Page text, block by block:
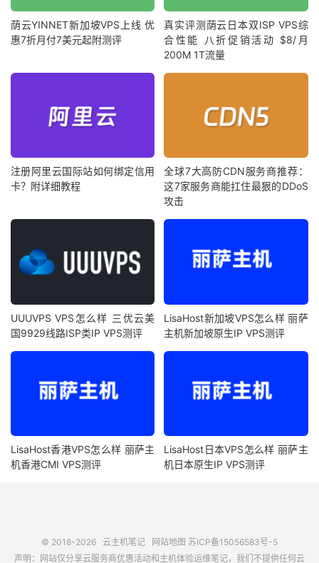
荫云YINNET新加坡VPS上线 优
惠7折月付7美元起附测评
真实评测荫云日本双ISP VPS综
合性能 八折促销活动 $8/月
200M 1T流量
注册阿里云国际站如何绑定信用
卡？附详细教程
全球7大高防CDN服务商推荐：
这7家服务商能扛住最狠的DDoS
攻击
UUUVPS VPS怎么样 三优云美
国9929线路ISP类IP VPS测评
LisaHost新加坡VPS怎么样 丽萨
主机新加坡原生IP VPS测评
LisaHost香港VPS怎么样 丽萨主
机香港CMI VPS测评
LisaHost日本VPS怎么样 丽萨主
机日本原生IP VPS测评
© 2018-2026 云主机笔记 网站地图 苏ICP备15056583号-5
声明：网站仅分享云服务商优惠活动和主机体验运维笔记，我们不提供任何云